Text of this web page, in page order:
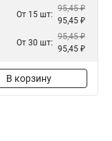
От 15 шт:
95,45 ₽
95,45 ₽
От 30 шт:
95,45 ₽
95,45 ₽
В корзину